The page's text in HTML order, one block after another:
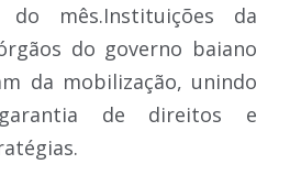
mês.Instituições da
do governo baiano
da mobilização, unindo
de direitos e